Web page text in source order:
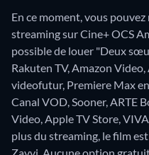
En ce moment, vous
streaming sur Cine+ OCS
possible de louer "Deux
Rakuten TV, Amazon
videofutur, Premiere Max
Canal VOD, Sooner, ARTE
Video, Apple TV Store,
plus du streaming, le film